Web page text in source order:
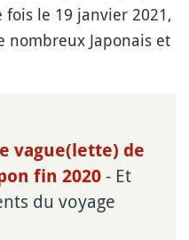
le 19 janvier 2021,
nombreux Japonais et
vague(lette) de
fin 2020 - Et
du voyage